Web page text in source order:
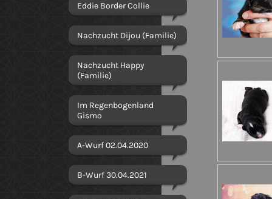
Eddie Border Collie
Nachzucht Dijou (Familie)
Nachzucht Happy
(Familie)
Im Regenbogenland
Gismo
A-Wurf 02.04.2020
B-Wurf 30.04.2021